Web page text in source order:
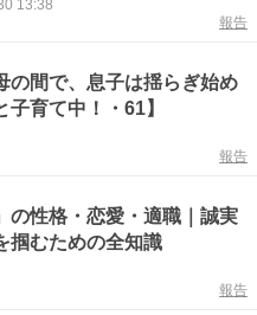
13:38
報告
の間で、息子は揺らぎ始め
育て中！・61】
報告
の性格・恋愛・適職｜誠実
掴むための全知識
報告